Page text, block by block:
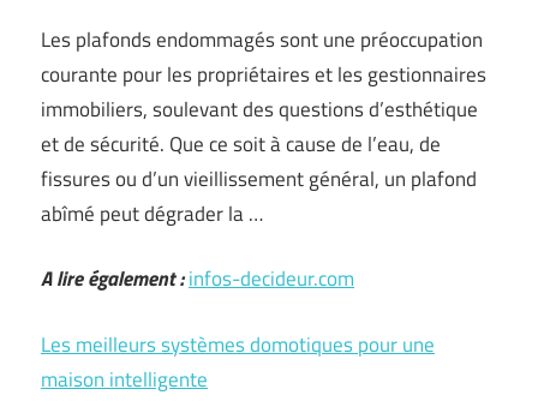
Les plafonds endommagés sont une préoccupation
courante pour les propriétaires et les gestionnaires
immobiliers, soulevant des questions d’esthétique
et de sécurité. Que ce soit à cause de l’eau, de
fissures ou d’un vieillissement général, un plafond
abîmé peut dégrader la …
A lire également :infos-decideur.com
Les meilleurs systèmes domotiques pour une
maison intelligente